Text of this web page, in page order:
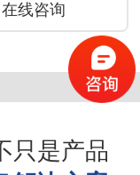
在线咨询
只是产品